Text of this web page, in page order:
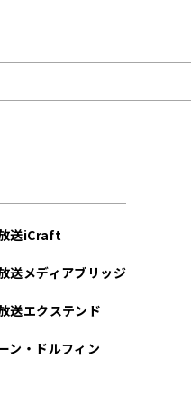
送iCraft
送メディアブリッジ
送エクステンド
ン・ドルフィン